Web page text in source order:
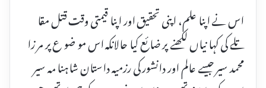
اس نے اپنا علم، اپنی تحقیق اور اپنا قیمتی وقت قتل مقا
تلے کی کہا نیاں لکھنے پر ضا ئع کیا حالانکہ اس مو ضو ع پر مر زا
محمد سیر جیسے عالم اور دانشور کی رزمیہ داستان شاہنا مہ سیر